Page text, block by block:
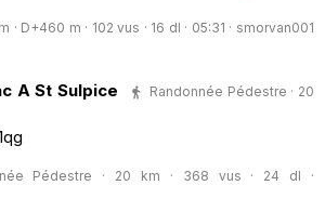
D+460 m · 102 vus · 16 dl · 05:31 · smorvan001
A St Sulpice
Randonnée Pédestre · 20
Pédestre · 20 km · 368 vus · 24 dl ·